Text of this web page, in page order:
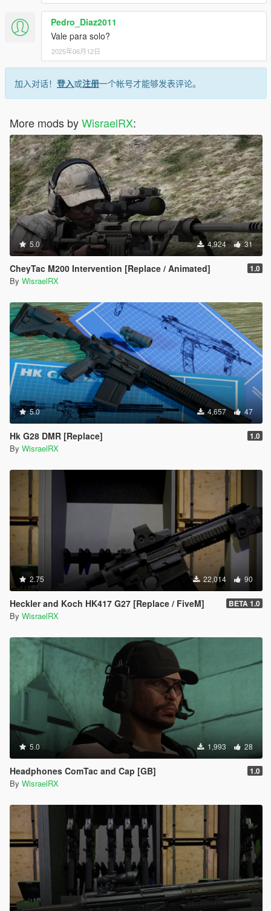
Pedro_Diaz2011
Vale para solo?
2025年06月12日
加入对话！ 登入或注册一个帐号才能够发表评论。
More mods byWisraelRX:
5.0 4,924 31
CheyTac M200 Intervention [Replace / Animated] 1.0
By WisraelRX
5.0 4,657 47
Hk G28 DMR [Replace] 1.0
By WisraelRX
2.75 22,014 90
Heckler and Koch HK417 G27 [Replace / FiveM] BETA 1.0
By WisraelRX
5.0 1,993 28
Headphones ComTac and Cap [GB] 1.0
By WisraelRX